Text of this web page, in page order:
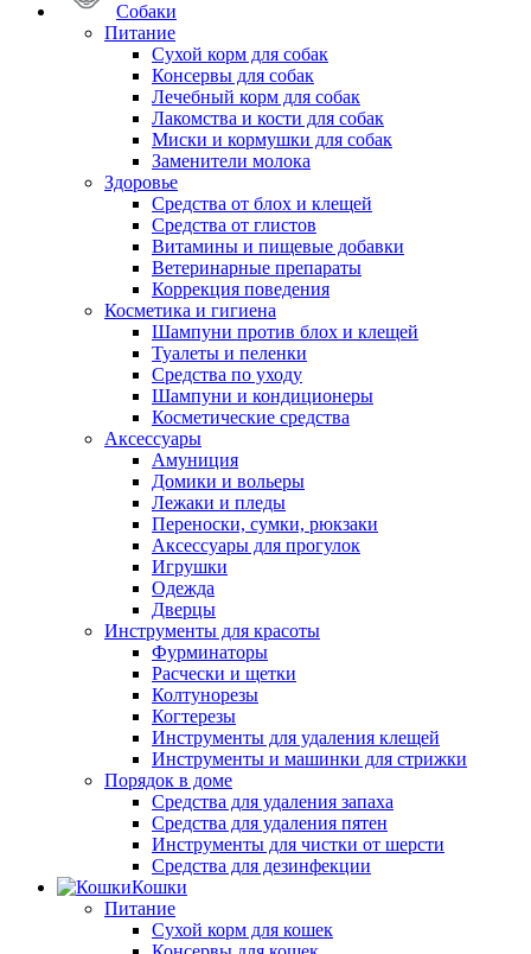
Собаки
Питание
Сухой корм для собак
Консервы для собак
Лечебный корм для собак
Лакомства и кости для собак
Миски и кормушки для собак
Заменители молока
Здоровье
Средства от блох и клещей
Средства от глистов
Витамины и пищевые добавки
Ветеринарные препараты
Коррекция поведения
Косметика и гигиена
Шампуни против блох и клещей
Туалеты и пеленки
Средства по уходу
Шампуни и кондиционеры
Косметические средства
Аксессуары
Амуниция
Домики и вольеры
Лежаки и пледы
Переноски, сумки, рюкзаки
Аксессуары для прогулок
Игрушки
Одежда
Дверцы
Инструменты для красоты
Фурминаторы
Расчески и щетки
Колтунорезы
Когтерезы
Инструменты для удаления клещей
Инструменты и машинки для стрижки
Порядок в доме
Средства для удаления запаха
Средства для удаления пятен
Инструменты для чистки от шерсти
Средства для дезинфекции
Кошки
Питание
Сухой корм для кошек